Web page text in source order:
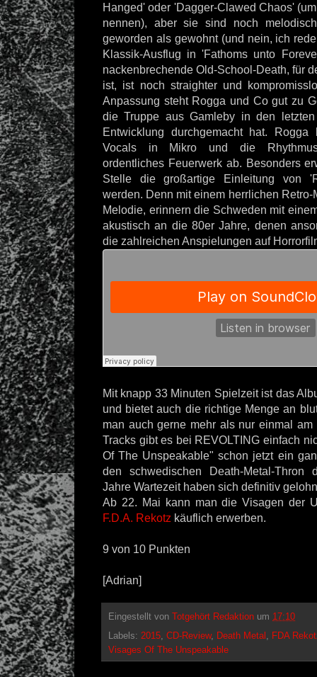
Hanged' oder 'Dagger-Clawed Chaos'
nennen), aber sie sind noch
geworden als gewohnt (und nein, ich
Klassik-Ausflug in 'Fathoms unto
nackenbrechende Old-School-Death, für
ist, ist noch straighter und
Anpassung steht Rogga und Co gut zu
die Truppe aus Gamleby in den
Entwicklung durchgemacht hat. Rogga
Vocals in Mikro und die
ordentliches Feuerwerk ab. Besonders
Stelle die großartige Einleitung von
werden. Denn mit einem herrlichen
Melodie, erinnern die Schweden mit
akustisch an die 80er Jahre, denen
die zahlreichen Anspielungen auf
Mit knapp 33 Minuten Spielzeit ist das
und bietet auch die richtige Menge an
man auch gerne mehr als nur einmal am
Tracks gibt es bei REVOLTING einfach
Of The Unspeakable" schon jetzt ein
den schwedischen Death-Metal-
Jahre Wartezeit haben sich definitiv
Ab 22. Mai kann man die Visagen der
F.D.A. Rekotz käuflich erwerben.
9 von 10 Punkten
[Adrian]
Eingestellt von Totgehört Redaktion um 17:10
Labels: 2015, CD-Review, Death Metal , FDA
Visages Of The Unspeakable